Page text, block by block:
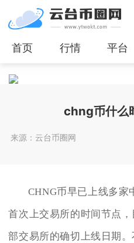
首页 行情 平台
chng币什么
来源：云台币圈网
CHNG币早已上线多家
首次上交易所的时间节点
部交易所的确切上线日期